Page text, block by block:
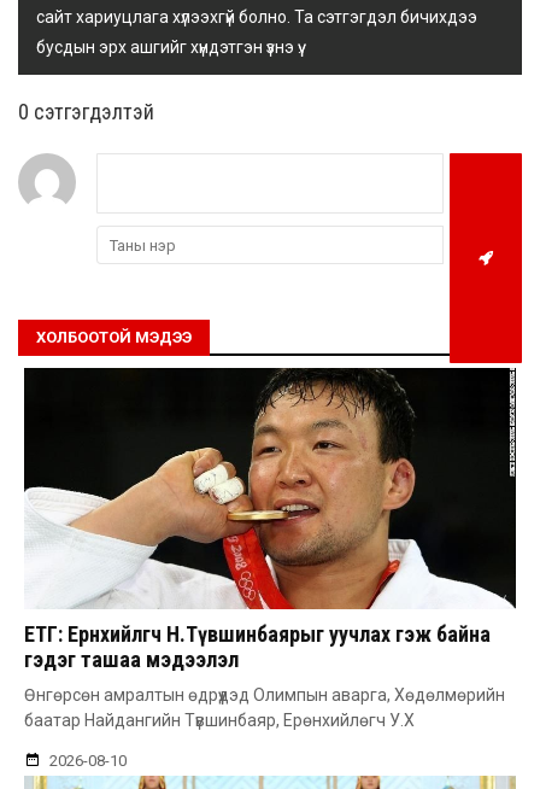
сайт хариуцлага хүлээхгүй болно. Та сэтгэгдэл бичихдээ
бусдын эрх ашгийг хүндэтгэн үзнэ үү.
0 cэтгэгдэлтэй
ХОЛБООТОЙ МЭДЭЭ
ЕТГ: Ерөнхийлөгч Н.Түвшинбаярыг уучлах гэж байна
гэдэг ташаа мэдээлэл
Өнгөрсөн амралтын өдрүүдэд Олимпын аварга, Хөдөлмөрийн
баатар Найдангийн Түвшинбаяр, Ерөнхийлөгч У.Х
2026-08-10